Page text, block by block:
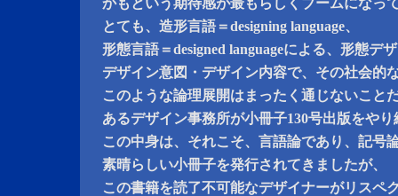
かもという期待感が最もらしくブームになっ
とても、造形言語＝designing language、
形態言語＝designed languageによる、形態デ
デザイン意図・デザイン内容で、その社会的
このような論理展開はまったく通じないこと
あるデザイン事務所が小冊子130号出版をや
この中身は、それこそ、言語論であり、記号
素晴らしい小冊子を発行されてきましたが、
この書籍を読了不可能なデザイナーがリスペ